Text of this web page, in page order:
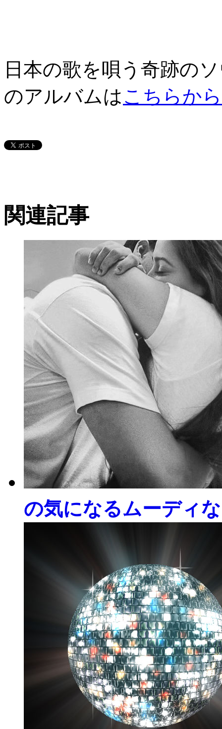
日本の歌を唄う奇跡の
のアルバムはこちらから
関連記事
の気になるムーディ